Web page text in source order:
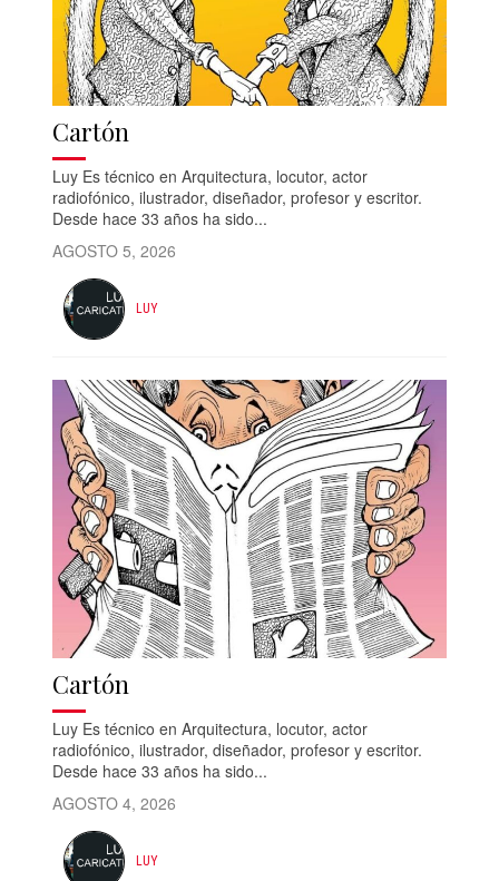
Cartón
Luy Es técnico en Arquitectura, locutor, actor
radiofónico, ilustrador, diseñador, profesor y escritor.
Desde hace 33 años ha sido...
AGOSTO 5, 2026
LUY
Cartón
Luy Es técnico en Arquitectura, locutor, actor
radiofónico, ilustrador, diseñador, profesor y escritor.
Desde hace 33 años ha sido...
AGOSTO 4, 2026
LUY